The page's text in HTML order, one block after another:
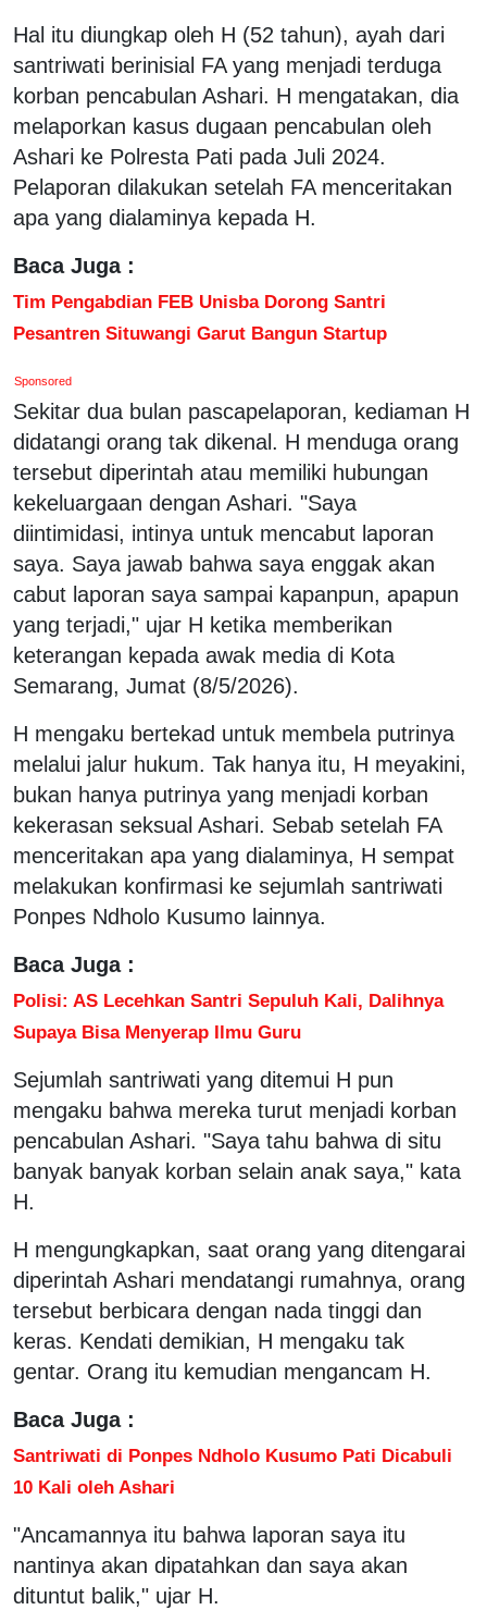
Hal itu diungkap oleh H (52 tahun), ayah dari
santriwati berinisial FA yang menjadi terduga
korban pencabulan Ashari. H mengatakan, dia
melaporkan kasus dugaan pencabulan oleh
Ashari ke Polresta Pati pada Juli 2024.
Pelaporan dilakukan setelah FA menceritakan
apa yang dialaminya kepada H.
Baca Juga :
Tim Pengabdian FEB Unisba Dorong Santri
Pesantren Situwangi Garut Bangun Startup
Sponsored
Sekitar dua bulan pascapelaporan, kediaman H
didatangi orang tak dikenal. H menduga orang
tersebut diperintah atau memiliki hubungan
kekeluargaan dengan Ashari. "Saya
diintimidasi, intinya untuk mencabut laporan
saya. Saya jawab bahwa saya enggak akan
cabut laporan saya sampai kapanpun, apapun
yang terjadi," ujar H ketika memberikan
keterangan kepada awak media di Kota
Semarang, Jumat (8/5/2026).
H mengaku bertekad untuk membela putrinya
melalui jalur hukum. Tak hanya itu, H meyakini,
bukan hanya putrinya yang menjadi korban
kekerasan seksual Ashari. Sebab setelah FA
menceritakan apa yang dialaminya, H sempat
melakukan konfirmasi ke sejumlah santriwati
Ponpes Ndholo Kusumo lainnya.
Baca Juga :
Polisi: AS Lecehkan Santri Sepuluh Kali, Dalihnya
Supaya Bisa Menyerap Ilmu Guru
Sejumlah santriwati yang ditemui H pun
mengaku bahwa mereka turut menjadi korban
pencabulan Ashari. "Saya tahu bahwa di situ
banyak banyak korban selain anak saya," kata
H.
H mengungkapkan, saat orang yang ditengarai
diperintah Ashari mendatangi rumahnya, orang
tersebut berbicara dengan nada tinggi dan
keras. Kendati demikian, H mengaku tak
gentar. Orang itu kemudian mengancam H.
Baca Juga :
Santriwati di Ponpes Ndholo Kusumo Pati Dicabuli
10 Kali oleh Ashari
"Ancamannya itu bahwa laporan saya itu
nantinya akan dipatahkan dan saya akan
dituntut balik," ujar H.